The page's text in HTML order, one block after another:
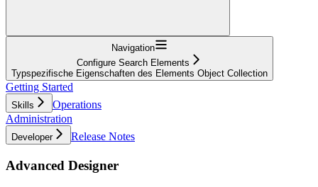
Navigation
Configure Search Elements
Typspezifische Eigenschaften des Elements Object Collection
Getting Started
Skills
Operations
Administration
Developer Release Notes
Advanced Designer